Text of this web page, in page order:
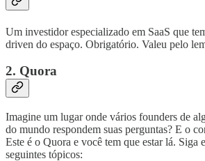
Um investidor especializado em SaaS que
driven do espaço. Obrigatório. Valeu pelo
2. Quora
Imagine um lugar onde vários founders de
do mundo respondem suas perguntas? E o
Este é o Quora e você tem que estar lá. Siga
seguintes tópicos: